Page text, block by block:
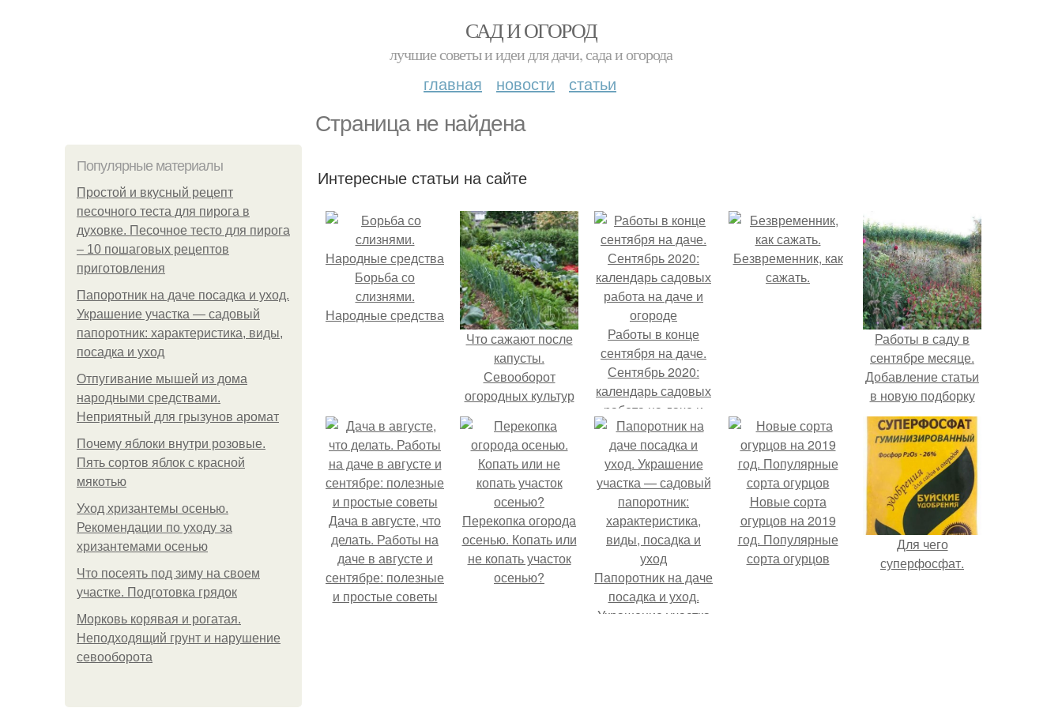
САД И ОГОРОД
лучшие советы и идеи для дачи, сада и огорода
главная новости статьи
Страница не найдена
Популярные материалы
Простой и вкусный рецепт
песочного теста для пирога в
духовке. Песочное тесто для пирога
– 10 пошаговых рецептов
приготовления
Папоротник на даче посадка и уход.
Украшение участка — садовый
папоротник: характеристика, виды,
посадка и уход
Отпугивание мышей из дома
народными средствами.
Неприятный для грызунов аромат
Почему яблоки внутри розовые.
Пять сортов яблок с красной
мякотью
Уход хризантемы осенью.
Рекомендации по уходу за
хризантемами осенью
Что посеять под зиму на своем
участке. Подготовка грядок
Морковь корявая и рогатая.
Неподходящий грунт и нарушение
севооборота
Интересные статьи на сайте
Борьба со
слизнями.
Народные средства
Что сажают после
капусты.
Севооборот
огородных культур
Работы в конце
сентября на даче.
Сентябрь 2020:
календарь садовых
работа на даче и
огороде
Безвременник, как
сажать.
Работы в саду в
сентябре месяце.
Добавление статьи
в новую подборку
Дача в августе, что
делать. Работы на
даче в августе и
сентябре: полезные
и простые советы
Перекопка огорода
осенью. Копать или
не копать участок
осенью?
Папоротник на даче
посадка и уход.
Украшение участка
Новые сорта
огурцов на 2019
год. Популярные
сорта огурцов
Для чего
суперфосфат.